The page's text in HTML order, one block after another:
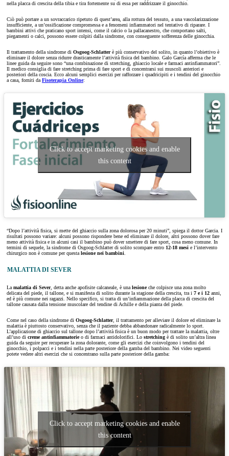
nella placca di crescita della tibia e tira fortemente su di essa per raddrizzare il ginocchio.
Ciò può portare a un sovraccarico ripetuto di quest’area, alla rottura del tessuto, a una vascolarizzazione
insufficiente, a un’ossificazione compromessa e a fenomeni infiammatori nel tentativo di riparare. I
bambini attivi che praticano sport intensi, come il calcio o la pallacanestro, che comportano salti,
piegamenti o calci, possono essere colpiti dalla sindrome, con conseguente sofferenza delle ginocchia.
Il trattamento della sindrome di Osgoog-Schlatterè più conservativo del solito, in quanto l’obiettivo è
eliminare il dolore senza ridurre drasticamente l’attività fisica del bambino. Galo García afferma che le
linee guida da seguire sono “una combinazione di stretching, ghiaccio locale e farmaci antinfiammatori”.
Il medico consiglia di fare stretching prima di fare sport e di concentrarsi sui muscoli anteriori e
posteriori della coscia. Ecco alcuni semplici esercizi per rafforzare i quadricipiti e i tendini del ginocchio
a casa, forniti da Fisoterapia Online:
Click to accept marketing cookies and enable
this content
“Dopo l’attività fisica, si mette del ghiaccio sulla zona dolorosa per 20 minuti”, spiega il dottor Garcia. I
risultati possono variare: alcuni possono rispondere bene ed eliminare il dolore, altri possono dover fare
meno attività fisica e in alcuni casi il bambino può dover smettere di fare sport, cosa meno comune. In
termini di sequele, la sindrome di Osgoog-Schlatter di solito scompare entro 12-18 mesi e l’intervento
chirurgico non è comune per questa lesione nei bambini
MALATTIA DI SEVER
La malattia di Sever, detta anche apofisite calcaneale, è una lesioneche colpisce una zona molto
delicata del piede, il tallone, e si manifesta di solito durante la stagione della crescita, tra i 7 e i 12 anni,
ed è più comune nei ragazzi. Nello specifico, si tratta di un’infiammazione della placca di crescita del
tallone causata dalla tensione muscolare del tendine di Achille e della pianta del piede.
Come nel caso della sindrome di Osgoog-Schlatter, il trattamento per alleviare il dolore ed eliminare la
malattia è piuttosto conservativo, senza che il paziente debba abbandonare radicalmente lo sport.
L’applicazione di ghiaccio sul tallone dopo l’attività fisica è un buon modo per trattare la malattia, oltre
all’uso di creme antinfiammatorieo di farmaci antidolorifici. Lo stretching è di solito un’altra linea
guida da seguire per recuperare la zona dolorante, come gli esercizi che coinvolgono i tendini del
ginocchio, i polpacci e i tendini nella parte posteriore della gamba del bambino. Nei video seguenti
potete vedere altri esercizi che si concentrano sulla parte posteriore della gamba:
Click to accept marketing cookies and enable
this content